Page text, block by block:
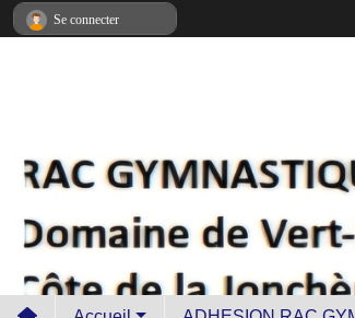
Se connecter
Panneau de gestion des cookies